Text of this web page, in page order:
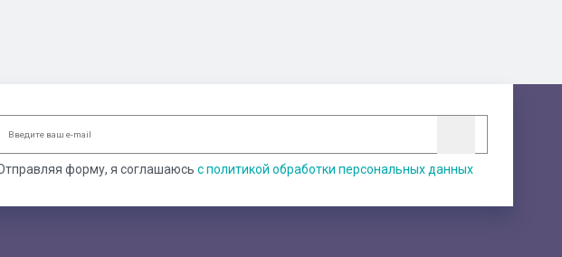
форму, я соглашаюсь с политикой обработки персональных данных